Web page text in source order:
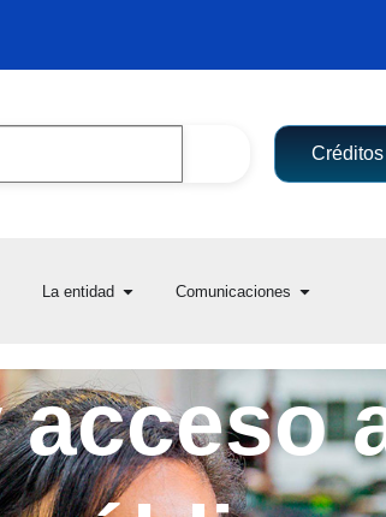
Créditos
la ciudadanía
Participa
La entidad Open La entidad
Comunicaciones Open